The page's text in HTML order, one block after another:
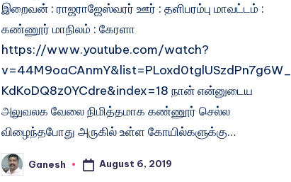
இறைவன் : ராஜராஜேஸ்வரர் ஊர் : தளிபரம்பு மாவட்டம் :
கண்ணூர் மாநிலம் : கேரளா
https://www.youtube.com/watch?
v=44M9oaCAnmY&list=PLoxd0tglUSzdPn7g6W_
KdKoDQ8z0YCdre&index=18 நான் என்னுடைய
அலுவலக வேலை நிமித்தமாக கண்ணூர் செல்ல
விழைந்தபோது அருகில் உள்ள கோயில்களுக்கு…
Posted
by
Ganesh August 6, 2019